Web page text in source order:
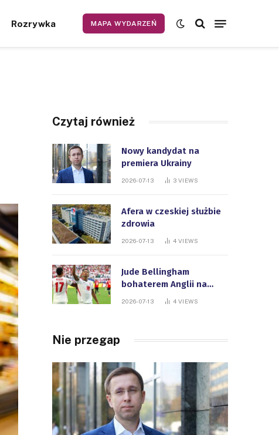
Rozrywka MAPA WYDARZEŃ
Czytaj również
Nowy kandydat na
premiera Ukrainy
2026-07-13 3 VIEWS
Afera w czeskiej służbie
zdrowia
2026-07-13 4 VIEWS
Jude Bellingham
bohaterem Anglii na
Mistrzostwach Świata
2026-07-13 4 VIEWS
Nie przegap